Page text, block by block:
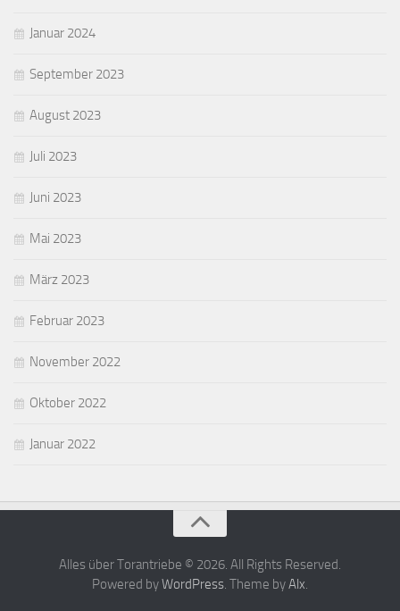
Januar 2024
September 2023
August 2023
Juli 2023
Juni 2023
Mai 2023
März 2023
Februar 2023
November 2022
Oktober 2022
Januar 2022
Alles über Torantriebe © 2026. All Rights Reserved.
Powered byWordPress. Theme byAlx.